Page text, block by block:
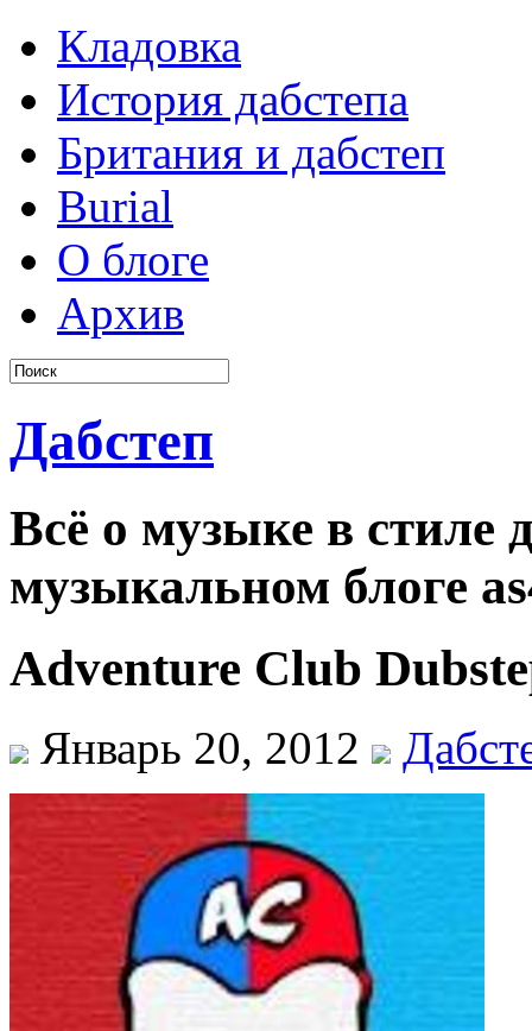
Кладовка
История дабстепа
Британия и дабстеп
Burial
О блоге
Архив
Дабстеп
Всё о музыке в стиле
музыкальном блоге
Adventure Club
Январь 20, 2012